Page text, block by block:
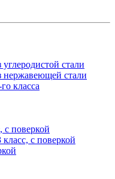
стали
нержавеющей стали
класса
с поверкой
с поверкой